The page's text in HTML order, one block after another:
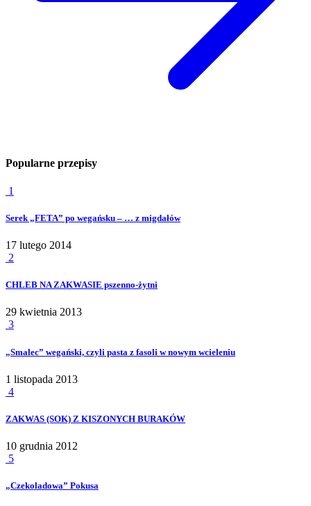
Popularne przepisy
1
Serek „FETA” po wegańsku – … z migdałów
17 lutego 2014
2
CHLEB NA ZAKWASIE pszenno-żytni
29 kwietnia 2013
3
„Smalec” wegański, czyli pasta z fasoli w nowym wcieleniu
1 listopada 2013
4
ZAKWAS (SOK) Z KISZONYCH BURAKÓW
10 grudnia 2012
5
„Czekoladowa” Pokusa